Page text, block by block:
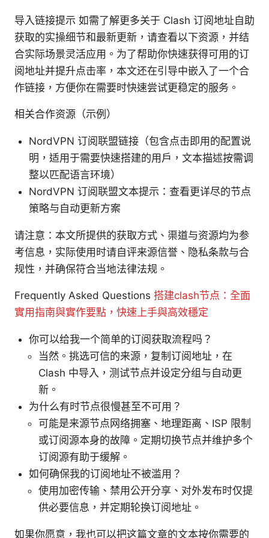
导入链接提示 如需了解更多关于 Clash 订阅地址自助
获取的实操细节和最新更新，请查看以下资源，并结
合实际场景灵活应用。为了帮助你快速获得可用的订
阅地址并提升点击率，本文还在引导中嵌入了一个合
作链接，方便你在需要时快速尝试更稳定的服务。
相关合作资源（示例）
NordVPN 订阅联盟链接（包含点击即用的配置说
明，适用于需要快速搭建的用户，文本描述按需调
整以匹配语言环境）
NordVPN 订阅联盟文本提示：查看更详尽的节点
策略与自动更新方案
请注意：本文所提供的获取方式、渠道与资源均为参
考信息，实际使用时请自评来源信誉、隐私条款与合
规性，并确保符合当地法律法规。
Frequently Asked Questions 搭建clash节点：全面
實用指南與實作要點，快速上手與高效穩定
你可以给我一个简单的订阅获取流程吗？
当然。挑选可信的来源，复制订阅地址，在
Clash 中导入，测试节点并设定分组与自动更
新。
为什么有时节点很慢甚至不可用？
可能是来源节点网络拥塞、地理距离、ISP 限制
或订阅源本身的故障。定期切换节点并维护多个
订阅源有助于缓解。
如何确保我的订阅地址不被滥用？
使用加密传输、禁用公开分享、对外发布时仅提
供必要信息，并定期轮换订阅地址。
如果你愿意，我也可以把这篇文章的文本按你需要的